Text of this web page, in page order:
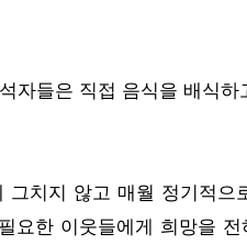
자들은 직접 음식을 배식
치지 않고 매월 정기적으
요한 이웃들에게 희망을